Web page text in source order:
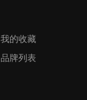
我的收藏
品牌列表